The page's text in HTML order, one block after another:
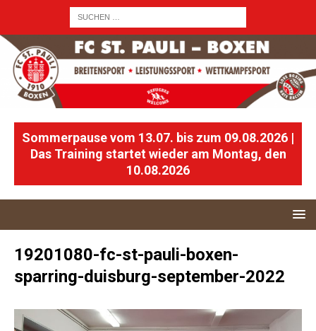
Sommerpause vom 13.07. bis zum 09.08.2026 |
Das Training startet wieder am Montag, den
10.08.2026
19201080-fc-st-pauli-boxen-
sparring-duisburg-september-2022